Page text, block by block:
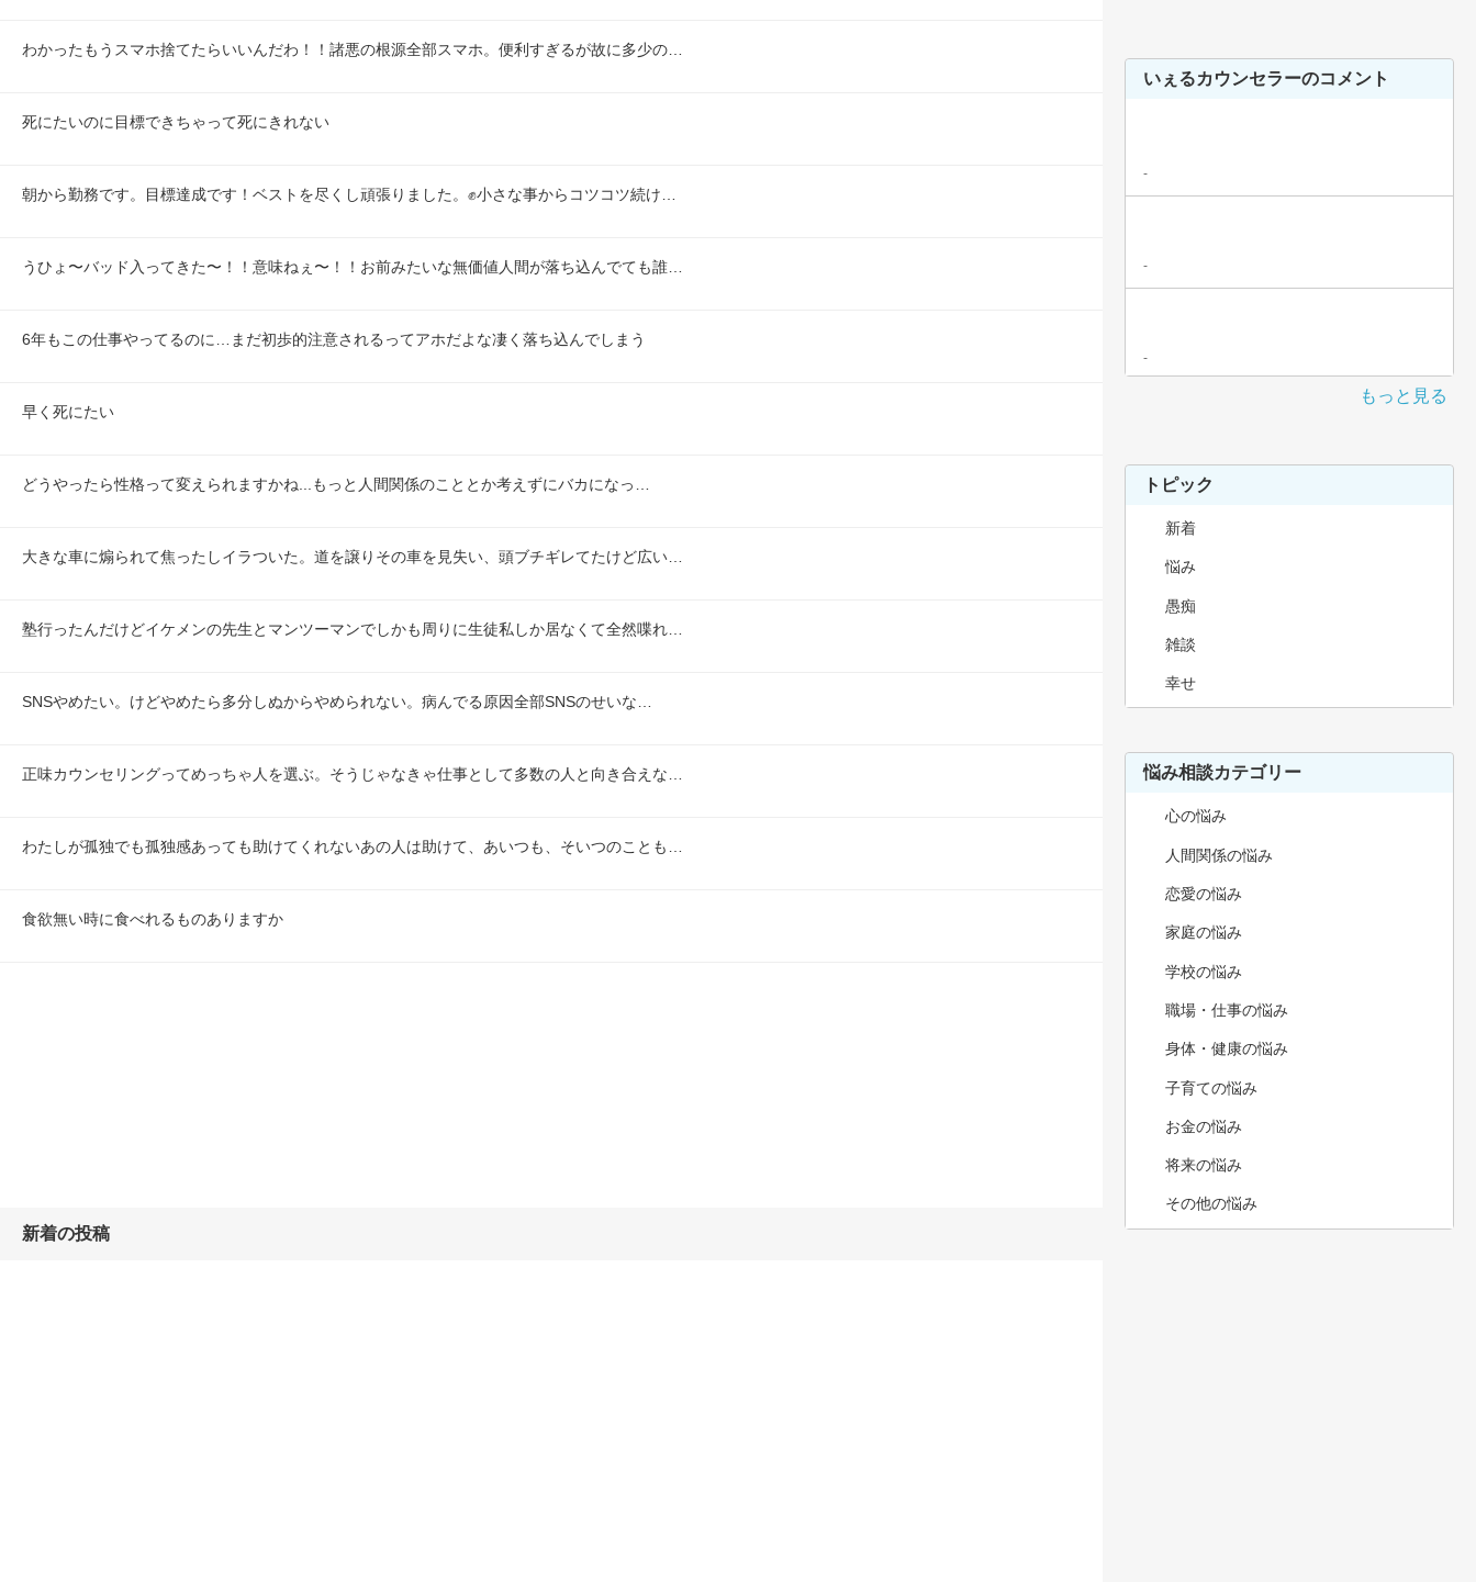
わかったもうスマホ捨てたらいいんだわ！！諸悪の根源全部スマホ。便利すぎるが故に多少の…
死にたいのに目標できちゃって死にきれない
朝から勤務です。目標達成です！ベストを尽くし頑張りました。✊小さな事からコツコツ続け…
うひょ〜バッド入ってきた〜！！意味ねぇ〜！！お前みたいな無価値人間が落ち込んでても誰…
6年もこの仕事やってるのに…まだ初歩的注意されるってアホだよな凄く落ち込んでしまう
早く死にたい
どうやったら性格って変えられますかね...もっと人間関係のこととか考えずにバカになっ…
大きな車に煽られて焦ったしイラついた。道を譲りその車を見失い、頭ブチギレてたけど広い…
塾行ったんだけどイケメンの先生とマンツーマンでしかも周りに生徒私しか居なくて全然喋れ…
SNSやめたい。けどやめたら多分しぬからやめられない。病んでる原因全部SNSのせいな…
正味カウンセリングってめっちゃ人を選ぶ。そうじゃなきゃ仕事として多数の人と向き合えな…
わたしが孤独でも孤独感あっても助けてくれないあの人は助けて、あいつも、そいつのことも…
食欲無い時に食べれるものありますか
新着の投稿
いぇるカウンセラーのコメント
-
-
-
もっと見る
トピック
新着
悩み
愚痴
雑談
幸せ
悩み相談カテゴリー
心の悩み
人間関係の悩み
恋愛の悩み
家庭の悩み
学校の悩み
職場・仕事の悩み
身体・健康の悩み
子育ての悩み
お金の悩み
将来の悩み
その他の悩み